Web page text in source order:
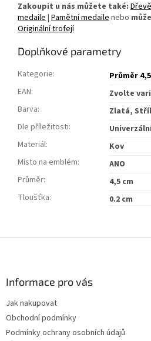
Zakoupit u nás můžete také:
medaile| Pamětní medailenebo
Originální trofejí
Doplňkové parametry
Kategorie:
Průměr
EAN:
Zvolte
Barva:
Zlatá,
Dle příležitosti:
Materiál:
Kov
Místo na emblém:
ANO
Průměr:
4,5 cm
Tloušťka: 0.2 cm
Informace pro vás
Jak nakupovat
Obchodní podmínky
Podmínky ochrany osobních údajů